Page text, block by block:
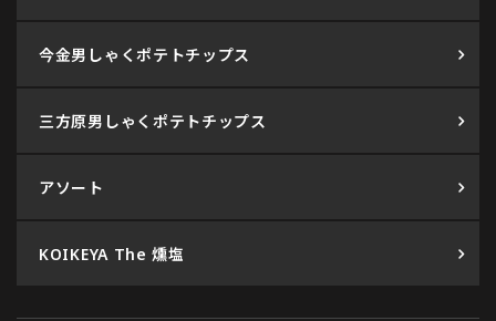
今金男しゃくポテトチップス
三方原男しゃくポテトチップス
アソート
KOIKEYA The 燻塩